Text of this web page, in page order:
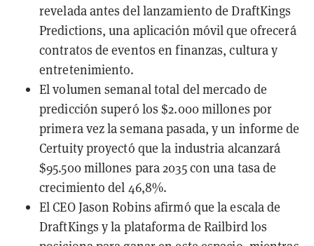
revelada antes del lanzamiento de DraftKings
Predictions, una aplicación móvil que ofrecerá
contratos de eventos en finanzas, cultura y
entretenimiento.
El volumen semanal total del mercado de
predicción superó los $2.000 millones por
primera vez la semana pasada, y un informe de
Certuity proyectó que la industria alcanzará
$95.500 millones para 2035 con una tasa de
crecimiento del 46,8%.
El CEO Jason Robins afirmó que la escala de
DraftKings y la plataforma de Railbird los